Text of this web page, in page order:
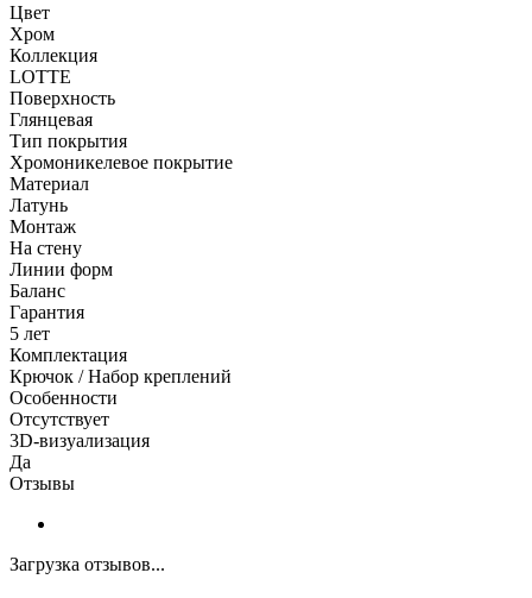
Цвет
Хром
Коллекция
LOTTE
Поверхность
Глянцевая
Тип покрытия
Хромоникелевое покрытие
Материал
Латунь
Монтаж
На стену
Линии форм
Баланс
Гарантия
5 лет
Комплектация
Крючок / Набор креплений
Особенности
Отсутствует
3D-визуализация
Да
Отзывы
Загрузка отзывов...